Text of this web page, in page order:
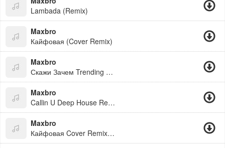
Lambada (Remix)
Maxbro
Кайфовая (Cover Remix)
Maxbro
Скажи Зачем Trending Remix 2026
Maxbro
Callin U Deep House Remix 2026
Maxbro
Кайфовая Cover Remix 2026